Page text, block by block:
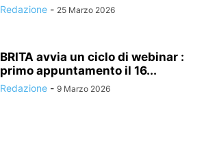
Redazione - 25 Marzo 2026
BRITA avvia un ciclo di webinar :
primo appuntamento il 16...
Redazione - 9 Marzo 2026